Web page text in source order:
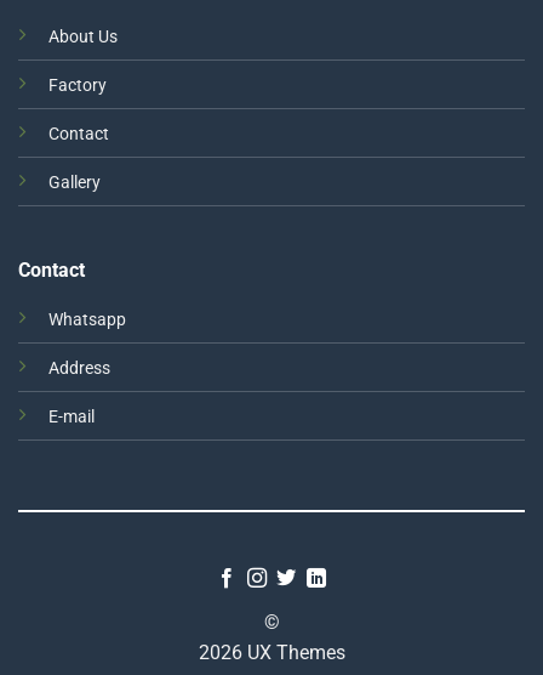
About Us
Factory
Contact
Gallery
Contact
Whatsapp
Address
E-mail
©
2026 UX Themes